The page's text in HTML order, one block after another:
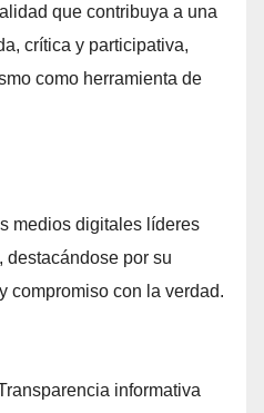
que contribuya a una
crítica y participativa,
como herramienta de
medios digitales líderes
destacándose por su
compromiso con la verdad.
informativa